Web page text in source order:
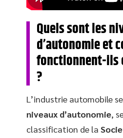
Quels sont les
d’autonomie et
fonctionnent-ils
?
L’industrie automobile
niveaux d’autonomie,
classification de la